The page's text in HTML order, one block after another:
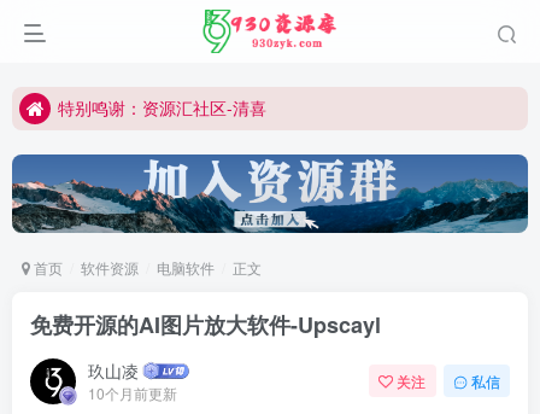
切勿用于商业或非法用途
特别鸣谢：资源汇社区-清喜
所有内容仅作学习研究
切勿用于商业或非法用途
公众号:930资源库
首页 软件资源 电脑软件 正文
免费开源的AI图片放大软件-Upscayl
玖山凌
10个月前更新
关注 私信